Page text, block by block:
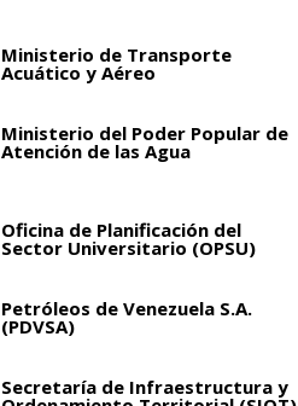
Ministerio de Transporte
Acuático y Aéreo
Ministerio del Poder Popular de
Atención de las Agua
Oficina de Planificación del
Sector Universitario (OPSU)
Petróleos de Venezuela S.A.
(PDVSA)
Secretaría de Infraestructura y